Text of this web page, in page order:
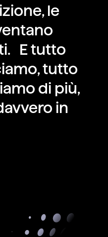
le
E tutto
tutto
di più,
in